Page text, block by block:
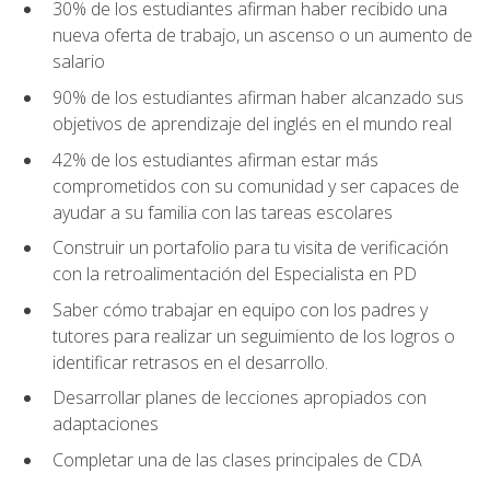
30% de los estudiantes afirman haber recibido una
nueva oferta de trabajo, un ascenso o un aumento de
salario
90% de los estudiantes afirman haber alcanzado sus
objetivos de aprendizaje del inglés en el mundo real
42% de los estudiantes afirman estar más
comprometidos con su comunidad y ser capaces de
ayudar a su familia con las tareas escolares
Construir un portafolio para tu visita de verificación
con la retroalimentación del Especialista en PD
Saber cómo trabajar en equipo con los padres y
tutores para realizar un seguimiento de los logros o
identificar retrasos en el desarrollo.
Desarrollar planes de lecciones apropiados con
adaptaciones
Completar una de las clases principales de CDA